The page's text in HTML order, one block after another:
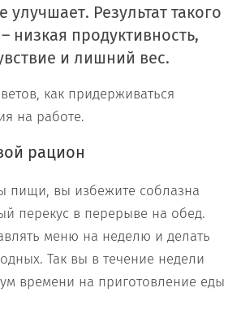
улучшает. Результат такого
низкая продуктивность,
и лишний вес.
как придерживаться
на работе.
рацион
пищи, вы избежите соблазна
перекус в перерыве на обед.
меню на неделю и делать
Так вы в течение недели
времени на приготовление еды